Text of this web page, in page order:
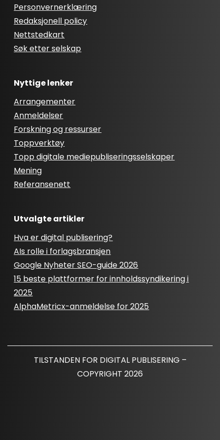
Personvernerklæring
Redaksjonell policy
Nettstedkart
Søk etter selskap
Nyttige lenker
Arrangementer
Anmeldelser
Forskning og ressurser
Toppverktøy
Topp digitale mediepubliseringsselskaper
Mening
Referansenett
Utvalgte artikler
Hva er digital publisering?
AIs rolle i forlagsbransjen
Google Nyheter SEO-guide 2026
15 beste plattformer for innholdssyndikering i
2025
AlphaMetricx-anmeldelse for 2025
TILSTANDEN FOR DIGITAL PUBLISERING –
COPYRIGHT 2026